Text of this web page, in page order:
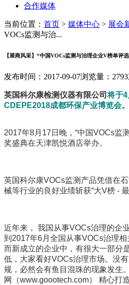
合作媒体
当前位置： 首页 > 媒体中心 > 展会
VOCs监测与治...
【展商风采】“中国VOCs监测与治理企业V榜单评
发布时间：2017-09-07浏览量：
英国科尔康检测仪器有限公司将于
CDEPE2018成都环保产业博览会
2017年8月17日晚，“中国VOCs监
奖盛典在天津凯悦酒店举办。
英国科尔康VOCs监测产品凭借在
械等行业的良好业绩斩获“大V榜 -
近年来， 我国从事VOCs治理的企
到2017年6月全国从事VOCs治理相
而新成立的企业中，有很大一部分
低，大家看好VOCs治理市场。没
规，必然会有鱼目混珠的现象发生
网（www.goootech.com） 精心打